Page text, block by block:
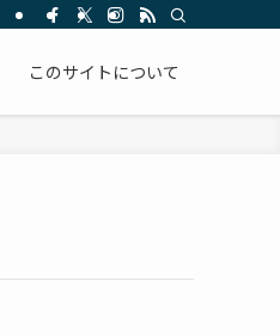
このサイトについて